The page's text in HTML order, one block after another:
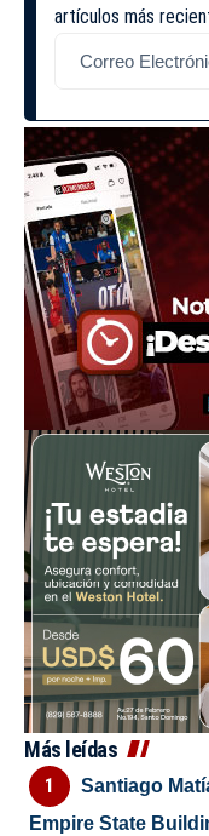
artículos más
Más leídas
Santiago
Empire State